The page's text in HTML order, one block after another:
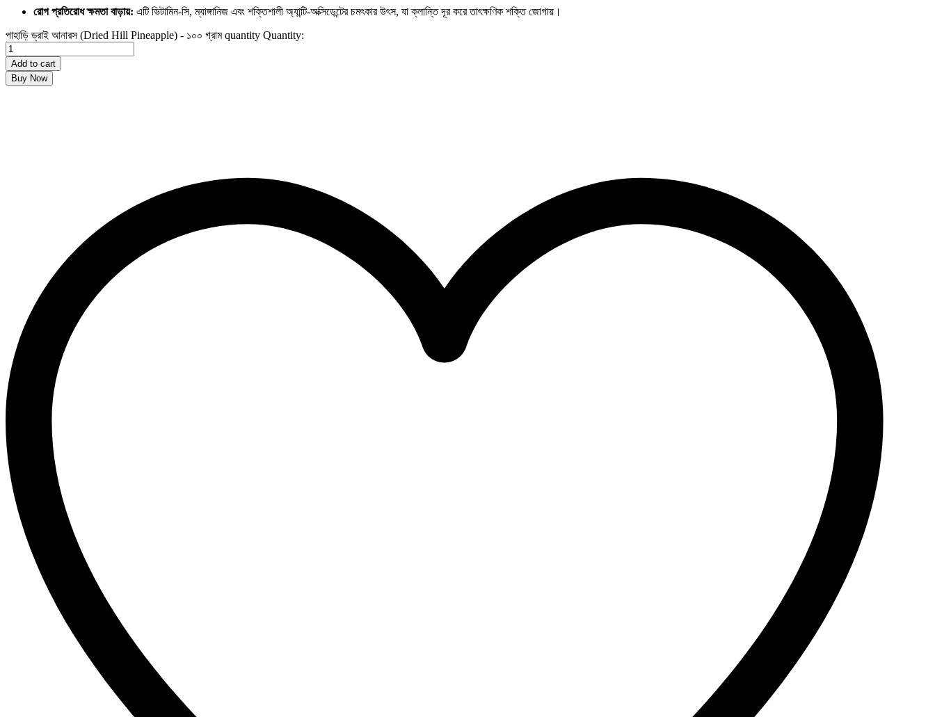
রোগ প্রতিরোধ ক্ষমতা বাড়ায়: এটি ভিটামিন-সি, ম্যাঙ্গানিজ এবং শক্তিশালী অ্যান্টি-অক্সিডেন্টের চমৎকার উৎস, যা ক্লান্তি দূর করে তাৎক্ষণিক শক্তি জোগায়।
পাহাড়ি ড্রাই আনারস (Dried Hill Pineapple) - ১০০ গ্রাম quantity Quantity:
Add to cart
Buy Now